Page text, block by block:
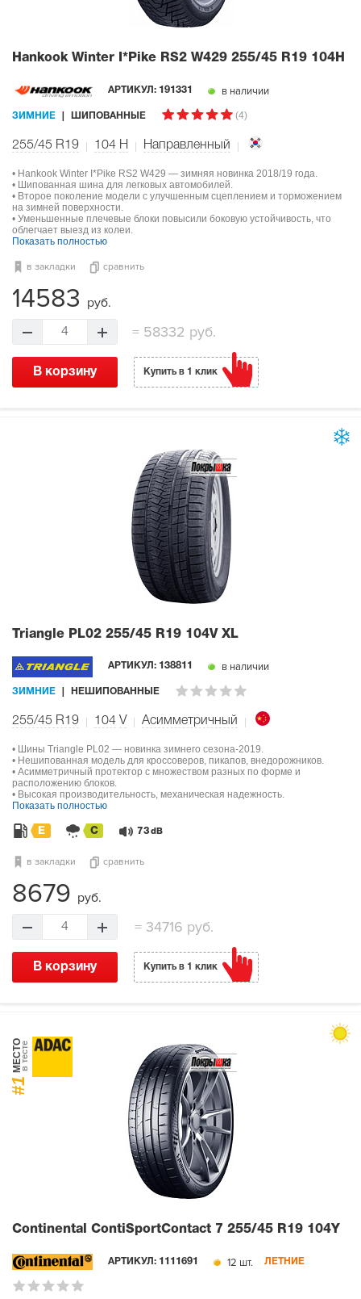
Hankook Winter I*Pike RS2 W429 255/45 R19 104H
АРТИКУЛ: 191331 в наличии
ЗИМНИЕ ШИПОВАННЫЕ (4)
255/45 R19 104 H Направленный
• Hankook Winter I*Pike RS2 W429 — зимняя новинка 2018/19 года.
• Шипованная шина для легковых автомобилей.
• Второе поколение модели с улучшенным сцеплением и торможением
на зимней поверхности.
• Уменьшенные плечевые блоки повысили боковую устойчивость, что
облегчает выезд из колеи.
Показать полностью
в закладки сравнить
14583 руб.
4 =58332 руб.
В корзину Купить в 1 клик
Triangle PL02 255/45 R19 104V XL
АРТИКУЛ: 138811 в наличии
ЗИМНИЕ НЕШИПОВАННЫЕ
255/45 R19 104 V Асимметричный
• Шины Triangle PL02 — новинка зимнего сезона-2019.
• Нешипованная модель для кроссоверов, пикапов, внедорожников.
• Асимметричный протектор с множеством разных по форме и
расположению блоков.
• Высокая производительность, механическая надежность.
Показать полностью
E C 73 dB
в закладки сравнить
8679 руб.
4 =34716 руб.
В корзину Купить в 1 клик
#1
МЕСТОв тесте
Continental ContiSportContact 7 255/45 R19 104Y
АРТИКУЛ: 1111691 12 шт. ЛЕТНИЕ